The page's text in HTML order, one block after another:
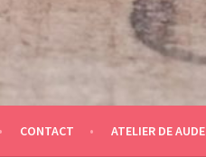
CONTACT ATELIER DE AUDE